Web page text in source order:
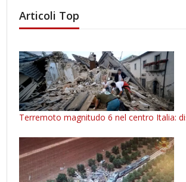
Articoli Top
Terremoto magnitudo 6 nel centro Italia: